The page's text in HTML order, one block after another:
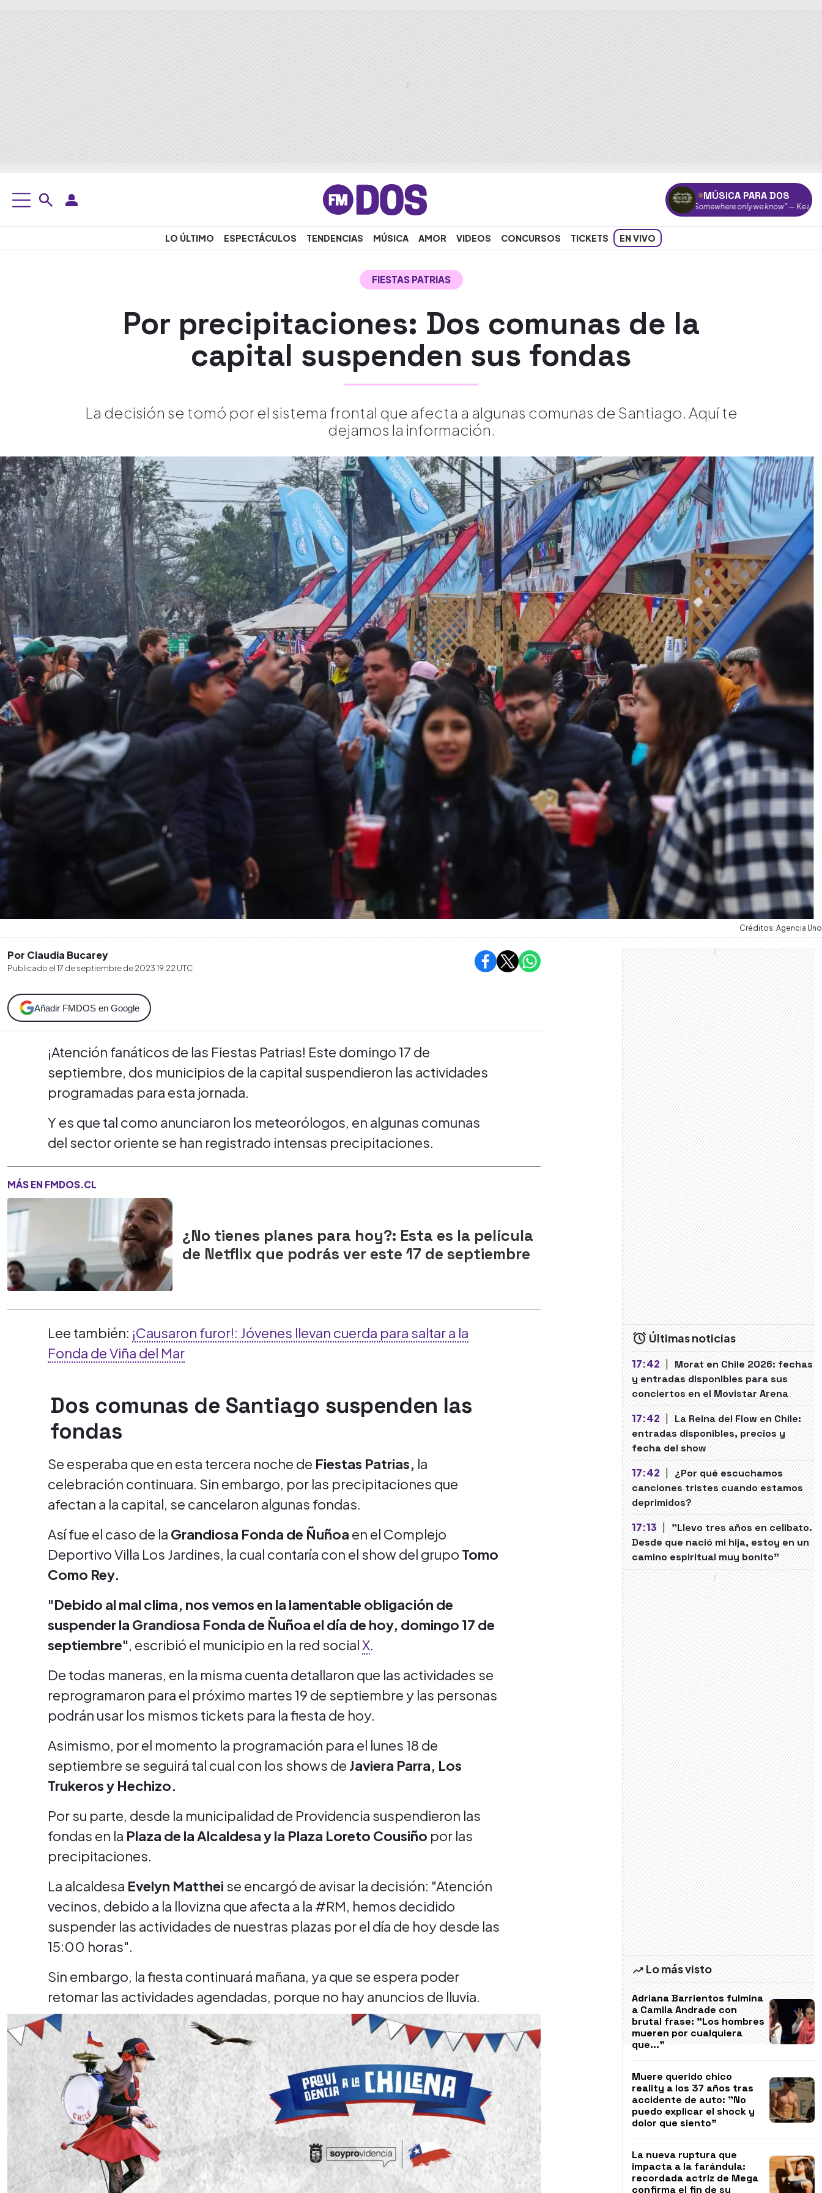
MÚSICA PARA DOS
"Somewhere only we know"— Keane
LO ÚLTIMO ESPECTÁCULOS TENDENCIAS MÚSICA AMOR VIDEOS CONCURSOS TICKETS EN VIVO
FIESTAS PATRIAS
Por precipitaciones: Dos comunas de la
capital suspenden sus fondas
La decisión se tomó por el sistema frontal que afecta a algunas comunas de Santiago. Aquí te
dejamos la información.
Créditos: Agencia Uno
Por Claudia Bucarey
Publicado el17 de septiembre de 2023 19:22 UTC
Añadir FMDOS en Google
¡Atención fanáticos de las Fiestas Patrias! Este domingo 17 de
septiembre, dos municipios de la capital suspendieron las actividades
programadas para esta jornada.
Y es que tal como anunciaron los meteorólogos, en algunas comunas
del sector oriente se han registrado intensas precipitaciones.
MÁS EN FMDOS.CL
¿No tienes planes para hoy?: Esta es la película
de Netflix que podrás ver este 17 de septiembre
Lee también: ¡Causaron furor!: Jóvenes llevan cuerda para saltar a la
Fonda de Viña del Mar
Dos comunas de Santiago suspenden las
fondas
Se esperaba que en esta tercera noche de Fiestas Patrias, la
celebración continuara. Sin embargo, por las precipitaciones que
afectan a la capital, se cancelaron algunas fondas.
Así fue el caso de la Grandiosa Fonda de Ñuñoa en el Complejo
Deportivo Villa Los Jardines, la cual contaría con el show del grupo Tomo
Como Rey.
"Debido al mal clima, nos vemos en la lamentable obligación de
suspender la Grandiosa Fonda de Ñuñoa el día de hoy, domingo 17 de
septiembre", escribió el municipio en la red socialX.
De todas maneras, en la misma cuenta detallaron que las actividades se
reprogramaron para el próximo martes 19 de septiembre y las personas
podrán usar los mismos tickets para la fiesta de hoy.
Asimismo, por el momento la programación para el lunes 18 de
septiembre se seguirá tal cual con los shows de Javiera Parra, Los
Trukeros y Hechizo.
Por su parte, desde la municipalidad de Providencia suspendieron las
fondas en la Plaza de la Alcaldesa y la Plaza Loreto Cousiño por las
precipitaciones.
La alcaldesa Evelyn Matthei se encargó de avisar la decisión: "Atención
vecinos, debido a la llovizna que afecta a la #RM, hemos decidido
suspender las actividades de nuestras plazas por el día de hoy desde las
15:00 horas".
Sin embargo, la fiesta continuará mañana, ya que se espera poder
retomar las actividades agendadas, porque no hay anuncios de lluvia.
Últimas noticias
17:42 | Morat en Chile 2026: fechas
y entradas disponibles para sus
conciertos en el Movistar Arena
17:42 | La Reina del Flow en Chile:
entradas disponibles, precios y
fecha del show
17:42 | ¿Por qué escuchamos
canciones tristes cuando estamos
deprimidos?
17:13 | "Llevo tres años en celibato.
Desde que nació mi hija, estoy en un
camino espiritual muy bonito"
Lo más visto
Adriana Barrientos fulmina
a Camila Andrade con
brutal frase: "Los hombres
mueren por cualquiera
que..."
Muere querido chico
reality a los 37 años tras
accidente de auto: "No
puedo explicar el shock y
dolor que siento"
La nueva ruptura que
impacta a la farándula:
recordada actriz de Mega
confirma el fin de su